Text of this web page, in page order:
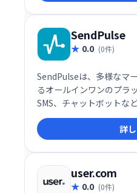
SendPulse
0.0 (0件)
SendPulseは、多様なマ
るオールインワンのプラ
SMS、チャットボットな
ンチャネルを活用したマ
効率的に実行できます。
ターフェースで、初心者
ンゲージメントを高め、
詳細な分析機能も搭載し
詳
user.com
0.0 (0件)